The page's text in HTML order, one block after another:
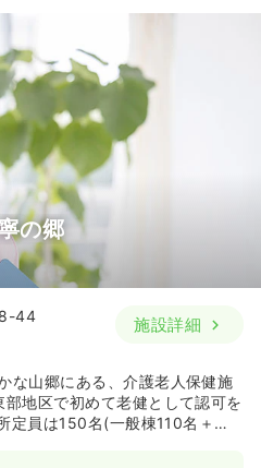
の郷
44
施設詳細
な山郷にある、介護老人保健施
地区で初めて老健として認可を
定員は150名(一般棟110名＋認